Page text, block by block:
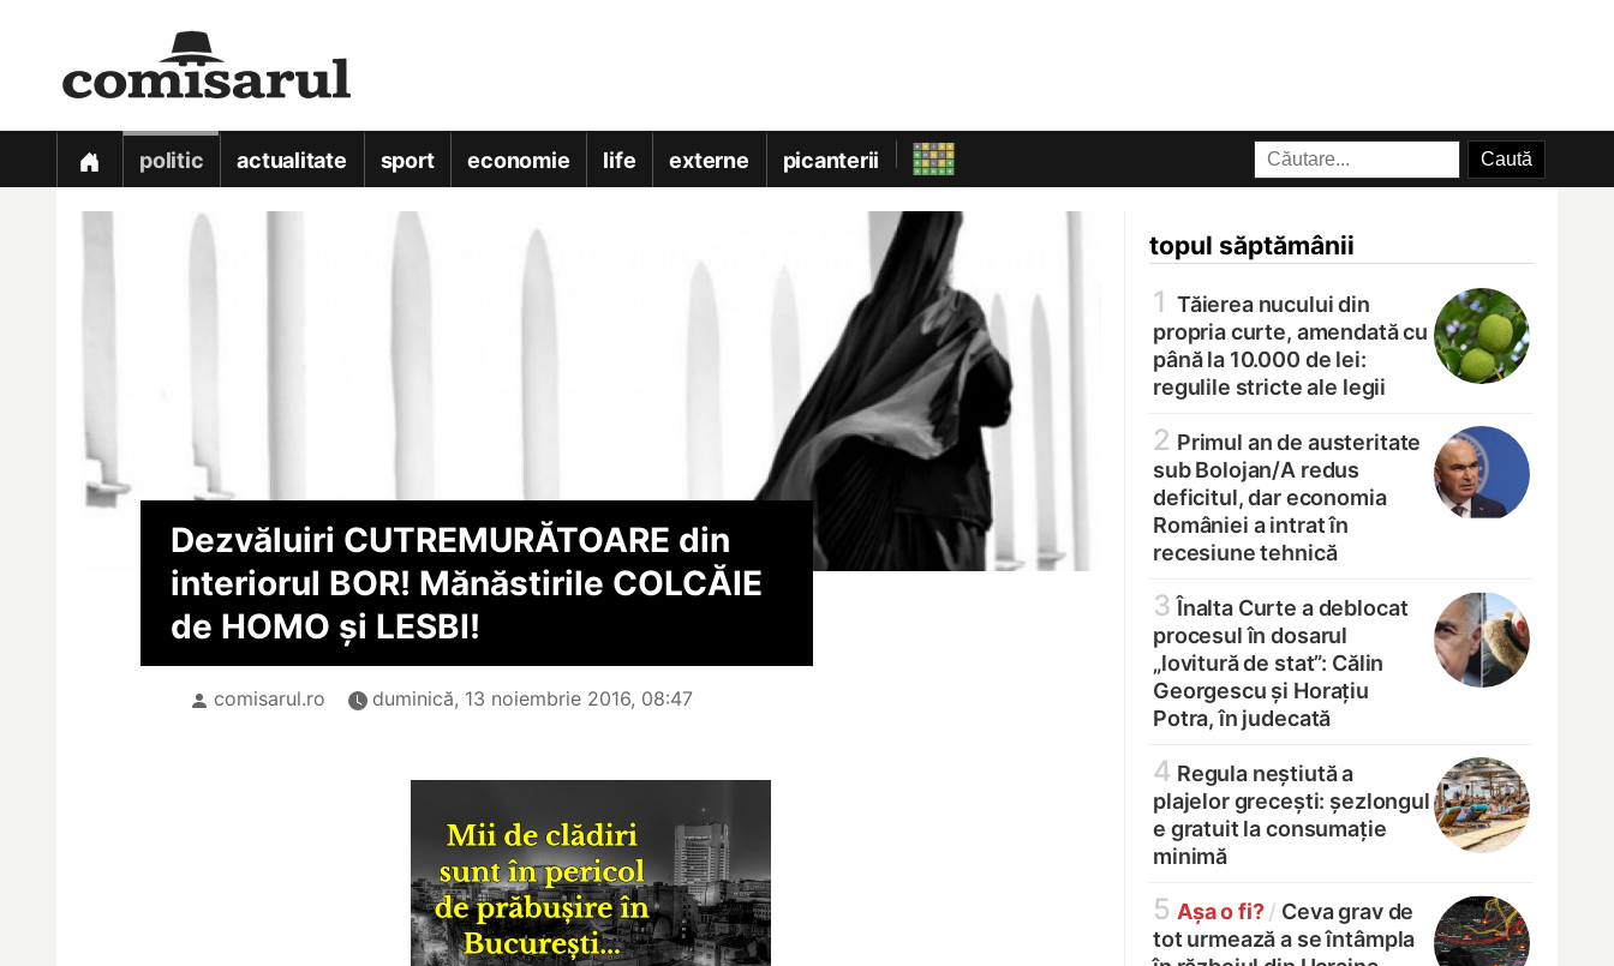
politic actualitate sport economie life externe picanterii
topul săptămânii
1 Tăierea nucului din
propria curte, amendată cu
până la 10.000 de lei:
regulile stricte ale legii
2 Primul an de austeritate
sub Bolojan/A redus
deficitul, dar economia
României a intrat în
recesiune tehnică
3 Înalta Curte a deblocat
procesul în dosarul
„lovitură de stat”: Călin
Georgescu și Horațiu
Potra, în judecată
4 Regula neștiută a
plajelor grecești: șezlongul
e gratuit la consumație
minimă
5 Așa o fi? / Ceva grav de
tot urmează a se întâmpla
Dezvăluiri CUTREMURĂTOARE din
interiorul BOR! Mănăstirile COLCĂIE
de HOMO și LESBI!
comisarul.ro duminică, 13 noiembrie 2016, 08:47